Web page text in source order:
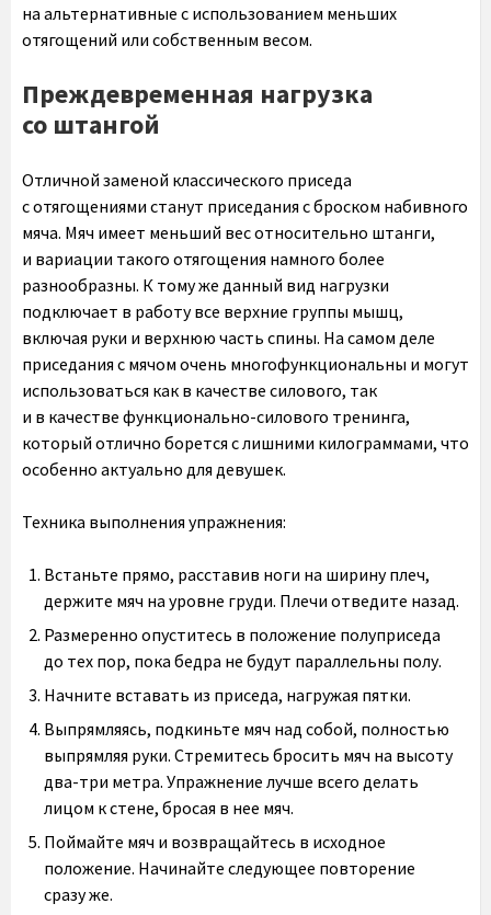
на альтернативные с использованием меньших
отягощений или собственным весом.
Преждевременная нагрузка
со штангой
Отличной заменой классического приседа
с отягощениями станут приседания с броском набивного
мяча. Мяч имеет меньший вес относительно штанги,
и вариации такого отягощения намного более
разнообразны. К тому же данный вид нагрузки
подключает в работу все верхние группы мышц,
включая руки и верхнюю часть спины. На самом деле
приседания с мячом очень многофункциональны и могут
использоваться как в качестве силового, так
и в качестве функционально-силового тренинга,
который отлично борется с лишними килограммами, что
особенно актуально для девушек.
Техника выполнения упражнения:
Встаньте прямо, расставив ноги на ширину плеч,
держите мяч на уровне груди. Плечи отведите назад.
Размеренно опуститесь в положение полуприседа
до тех пор, пока бедра не будут параллельны полу.
Начните вставать из приседа, нагружая пятки.
Выпрямляясь, подкиньте мяч над собой, полностью
выпрямляя руки. Стремитесь бросить мяч на высоту
два-три метра. Упражнение лучше всего делать
лицом к стене, бросая в нее мяч.
Поймайте мяч и возвращайтесь в исходное
положение. Начинайте следующее повторение
сразу же.